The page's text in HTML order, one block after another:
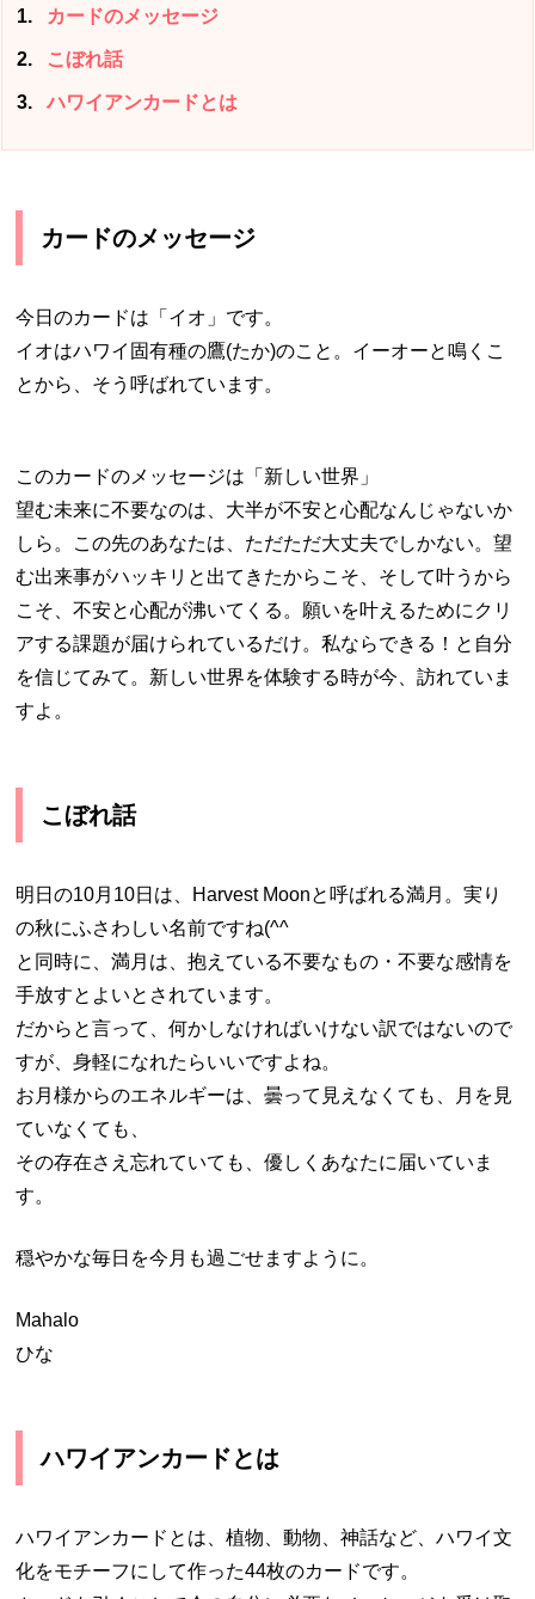
1 カードのメッセージ
2 こぼれ話
3 ハワイアンカードとは
カードのメッセージ
今日のカードは「イオ」です。
イオはハワイ固有種の鷹(たか)のこと。イーオーと鳴くこ
とから、そう呼ばれています。
このカードのメッセージは「新しい世界」
望む未来に不要なのは、大半が不安と心配なんじゃないか
しら。この先のあなたは、ただただ大丈夫でしかない。望
む出来事がハッキリと出てきたからこそ、そして叶うから
こそ、不安と心配が沸いてくる。願いを叶えるためにクリ
アする課題が届けられているだけ。私ならできる！と自分
を信じてみて。新しい世界を体験する時が今、訪れていま
すよ。
こぼれ話
明日の10月10日は、Harvest Moonと呼ばれる満月。実り
の秋にふさわしい名前ですね(^^
と同時に、満月は、抱えている不要なもの・不要な感情を
手放すとよいとされています。
だからと言って、何かしなければいけない訳ではないので
すが、身軽になれたらいいですよね。
お月様からのエネルギーは、曇って見えなくても、月を見
ていなくても、
その存在さえ忘れていても、優しくあなたに届いていま
す。
穏やかな毎日を今月も過ごせますように。
Mahalo
ひな
ハワイアンカードとは
ハワイアンカードとは、植物、動物、神話など、ハワイ文
化をモチーフにして作った44枚のカードです。